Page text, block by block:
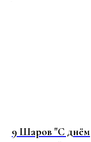
9 Шаров "С днём